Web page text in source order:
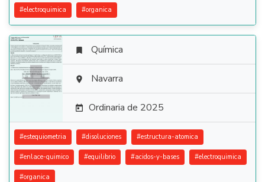
#electroquimica #organica

 Química
 Navarra
 Ordinaria de 2025
#estequiometria #disoluciones #estructura-atomica
#enlace-quimico #equilibrio #acidos-y-bases #electroquimica
#organica